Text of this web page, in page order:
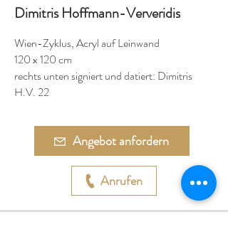
Dimitris Hoffmann-Ververidis
Wien-Zyklus, Acryl auf Leinwand
120 x 120 cm
rechts unten signiert und datiert: Dimitris
H.V. 22
Angebot anfordern
Anrufen